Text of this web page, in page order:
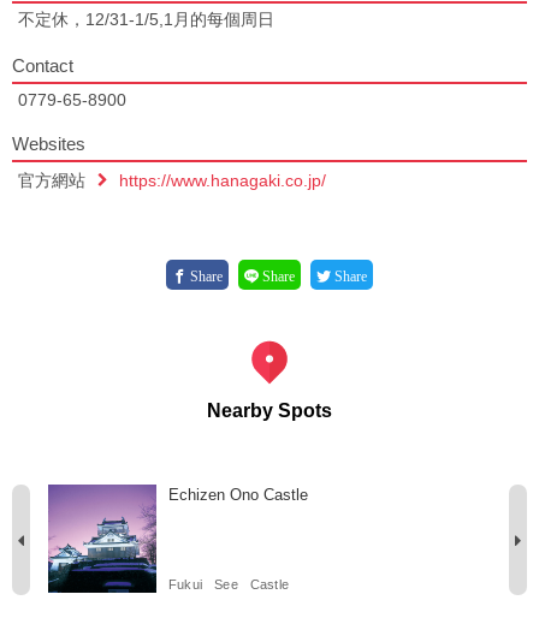
不定休，12/31-1/5,1月的每個周日
Contact
0779-65-8900
Websites
官方網站 https://www.hanagaki.co.jp/
Share Share Share
Nearby Spots
Echizen Ono Castle
Fukui See Castle